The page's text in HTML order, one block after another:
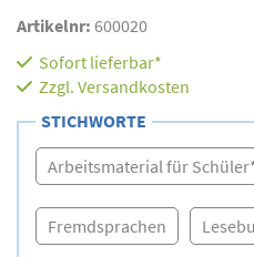
Artikelnr: 600020
Sofort lieferbar*
Zzgl. Versandkosten
STICHWORTE
Arbeitsmaterial für
Fremdsprachen